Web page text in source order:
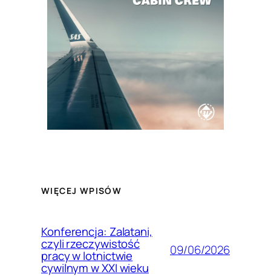
WIĘCEJ WPISÓW
Konferencja: Zalatani,
czyli rzeczywistość
pracy w lotnictwie
cywilnym w XXI wieku
09/06/2026